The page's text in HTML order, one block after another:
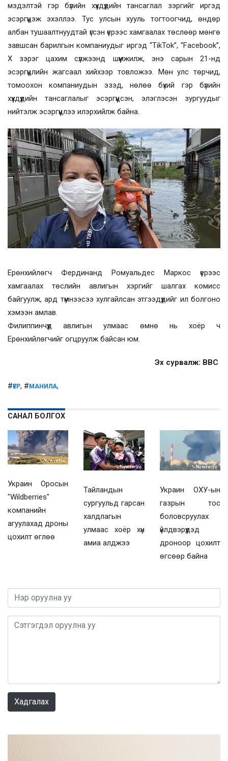
мэдэлтэй гэр бүлийн хүүхдүүдийн тансаглал зэргийг иргэд
эсэргүүцэж эхэллээ. Тус улсын хууль тогтоогчид, өндөр
албан тушаалтнуудтай үгсэн үерээс хамгаалах төслөөр мөнгө
завшсан барилгын компаниудыг иргэд “TikTok”, “Facebook”,
X зэрэг цахим сүлжээнд шүүмжилж, энэ сарын 21-нд
эсэргүүцлийн жагсаал хийхээр товложээ. Мөн улс төрчид,
томоохон компаниудын эзэд, нөлөө бүхий гэр бүлийн
хүүхдүүдийн тансаглалыг эсэргүүцсэн, элэглэсэн зургуудыг
нийтэлж эсэргүүцлээ илэрхийлж байна.
Ерөнхийлөгч Фердинанд Ромуальдес Маркос үерээс
хамгаалах төслийн авлигын хэргийг шалгах комисс
байгуулж, ард түмнээсээ хулгайлсан этгээдүүдийг ил болгоно
хэмээн амлав.
Филиппинчүүд авлигын улмаас өмнө нь хоёр ч
Ерөнхийлөгчийг огцруулж байсан юм.
Эх сурвалж: BBC
#ҮЕР, #МАНИЛА,
САНАЛ БОЛГОХ
Украин Оросын
"Wildberries"
компанийн
агуулахад дроны
цохилт өглөө
Тайландын
сургуульд гарсан
халдлагын
улмаас хоёр хүн
амиа алджээ
Украин ОХУ-ын
газрын тос
боловсруулах
үйлдвэрүүдэд
дроноор цохилт
өгсөөр байна
Хадгалах